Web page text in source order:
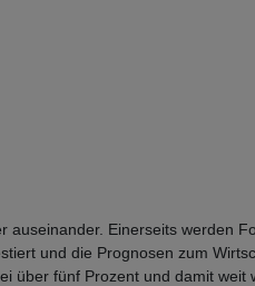
Einerseits werden
und die Prognosen zum
fünf Prozent und damit